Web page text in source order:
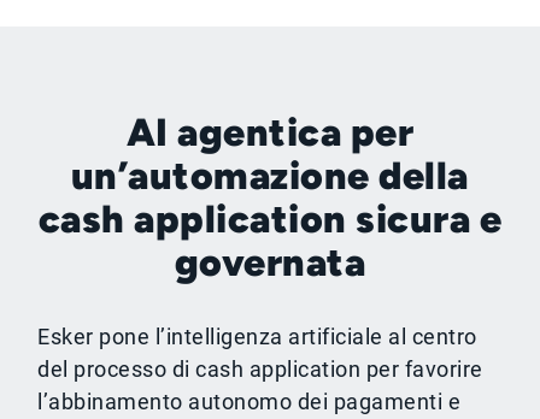
AI agentica per
un’automazione della
cash application sicura e
governata
Esker pone l’intelligenza artificiale al centro
del processo di cash application per favorire
l’abbinamento autonomo dei pagamenti e